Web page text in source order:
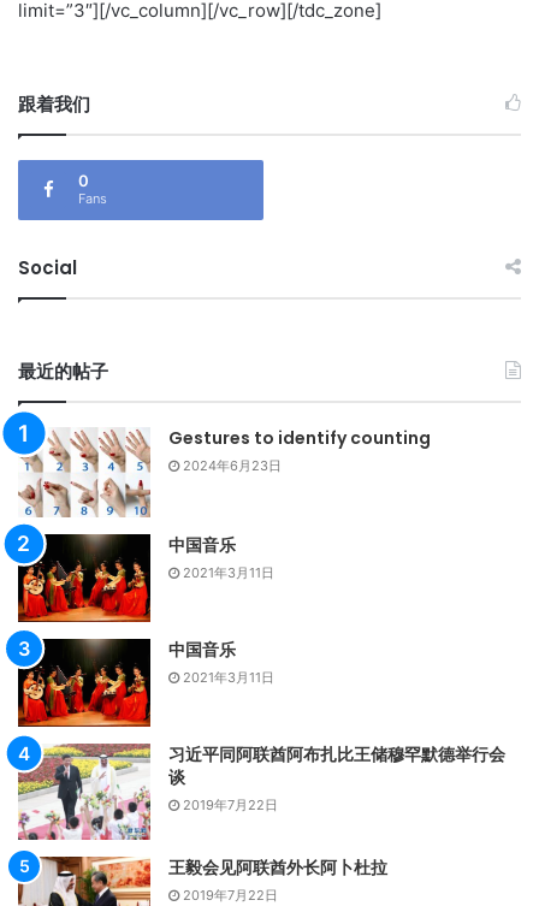
limit=”3″][/vc_column][/vc_row][/tdc_zone]
跟着我们
0
Fans
Social
最近的帖子
Gestures to identify counting
2024年6月23日
中国音乐
2021年3月11日
中国音乐
2021年3月11日
习近平同阿联酋阿布扎比王储穆罕默德举行会
谈
2019年7月22日
王毅会见阿联酋外长阿卜杜拉
2019年7月22日